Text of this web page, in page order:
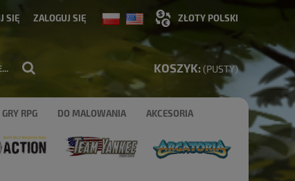
SIĘ ZALOGUJ SIĘ
KOSZYK:(PUSTY)
GRY RPG DO MALOWANIA AKCESORIA